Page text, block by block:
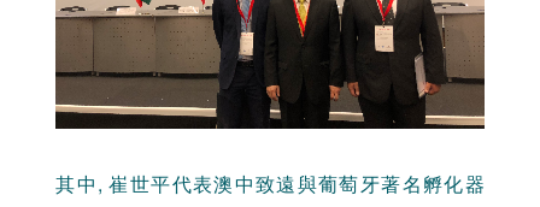
其中, 崔世平代表澳中致遠與葡萄牙著名孵化器